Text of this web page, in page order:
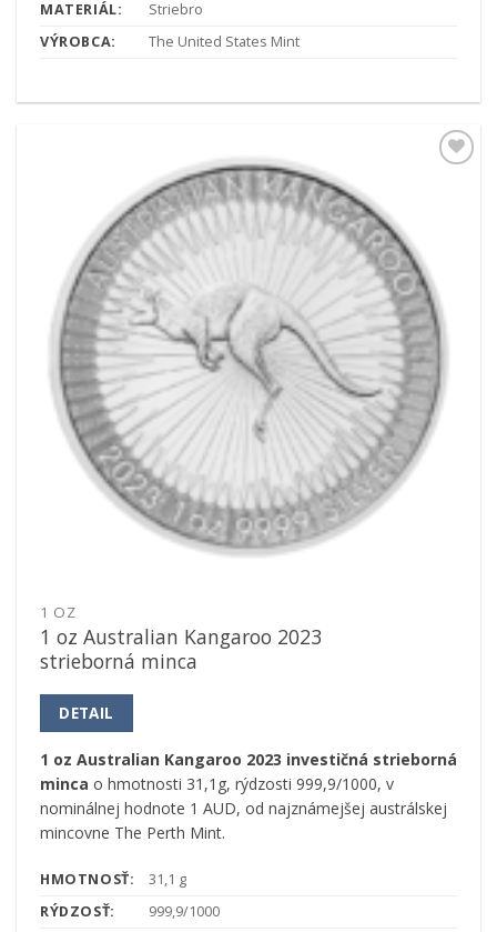
MATERIÁL:
Striebro
VÝROBCA:
The United States Mint
1 OZ
1 oz Australian Kangaroo 2023
strieborná minca
DETAIL
1 oz Australian Kangaroo 2023 investičná strieborná
minca o hmotnosti 31,1g, rýdzosti 999,9/1000, v
nominálnej hodnote 1 AUD, od najznámejšej austrálskej
mincovne The Perth Mint.
HMOTNOSŤ:
31,1 g
RÝDZOSŤ:
999,9/1000